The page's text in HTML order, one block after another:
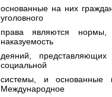
основанные на них
уголовного
права являются нормы,
наказуемость
деяний,
социальной
системы, и основанные
Международное